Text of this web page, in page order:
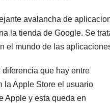
avalancha de
la tienda de Google. Se
el mundo de las
diferencia que hay entre
la Apple Store el usuario
Apple y esta queda en